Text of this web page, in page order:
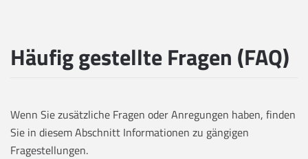
Häufig gestellte Fragen (FAQ)
Wenn Sie zusätzliche Fragen oder Anregungen haben, finden
Sie in diesem Abschnitt Informationen zu gängigen
Fragestellungen.